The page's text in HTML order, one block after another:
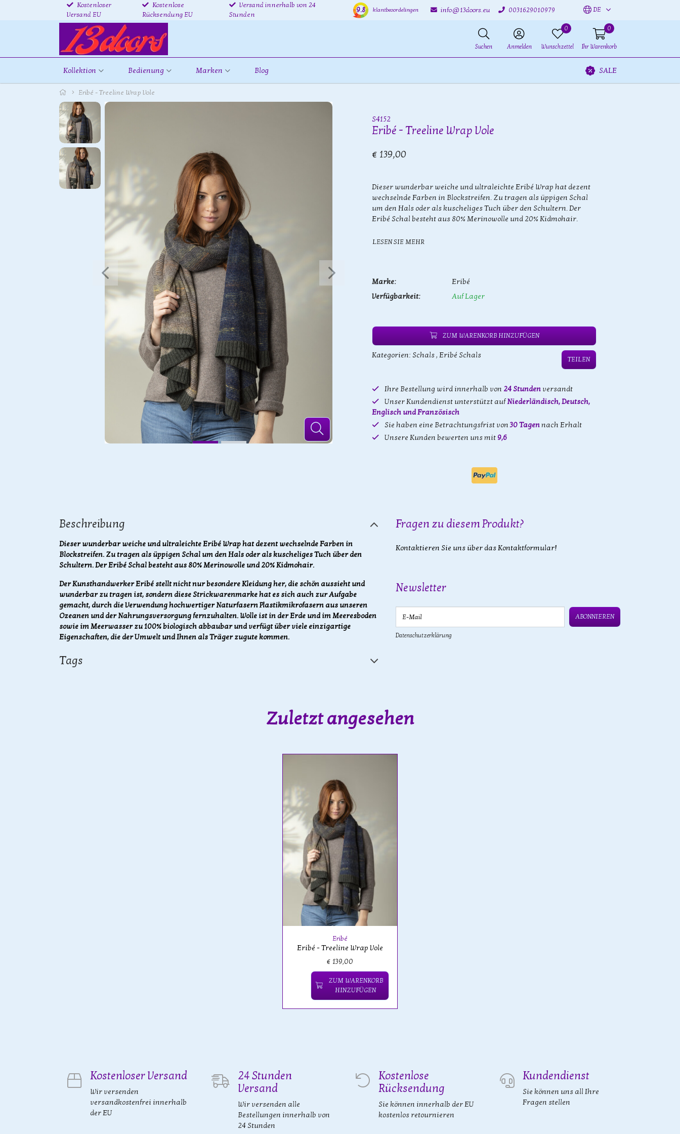
Kostenloser
Versand EU
Kostenlose
Rücksendung EU
Versand innerhalb von 24
Stunden
9.8 klantbeoordelingen info@13doors.eu 0031629010979 DE
Suchen Anmelden
0
Wunschzettel
0
Ihr Warenkorb
Kollektion Bedienung Marken Blog SALE
Eribé - Treeline Wrap Vole
S4152
Eribé - Treeline Wrap Vole
€ 139,00
Dieser wunderbar weiche und ultraleichte Eribé Wrap hat dezent
wechselnde Farben in Blockstreifen. Zu tragen als üppigen Schal
um den Hals oder als kuscheliges Tuch über den Schultern. Der
Eribé Schal besteht aus 80% Merinowolle und 20% Kidmohair.
LESEN SIE MEHR
Marke:
Eribé
Verfügbarkeit:
Auf Lager
ZUM WARENKORB HINZUFÜGEN
Kategorien: Schals, Eribé Schals TEILEN
Ihre Bestellung wird innerhalb von 24 Stunden versandt
Unser Kundendienst unterstützt aufNiederländisch, Deutsch,
Englisch und Französisch
Sie haben eine Betrachtungsfrist von30 Tagennach Erhalt
Unsere Kunden bewerten uns mit 9,6
Beschreibung
Dieser wunderbar weiche und ultraleichte Eribé Wrap hat dezent wechselnde Farben in
Blockstreifen. Zu tragen als üppigen Schal um den Hals oder als kuscheliges Tuch über den
Schultern. Der Eribé Schal besteht aus 80% Merinowolle und 20% Kidmohair.
Der Kunsthandwerker Eribé stellt nicht nur besondere Kleidung her, die schön aussieht und
wunderbar zu tragen ist, sondern diese Strickwarenmarke hat es sich auch zur Aufgabe
gemacht, durch die Verwendung hochwertiger Naturfasern Plastikmikrofasern aus unseren
Ozeanen und der Nahrungsversorgung fernzuhalten. Wolle ist in der Erde und im Meeresboden
sowie im Meerwasser zu 100% biologisch abbaubar und verfügt über viele einzigartige
Eigenschaften, die der Umwelt und Ihnen als Träger zugute kommen.
Tags
Fragen zu diesem Produkt?
Kontaktieren Sie uns über das Kontaktformular!
Newsletter
E-Mail
ABONNIEREN
Datenschutzerklärung
Zuletzt angesehen
Eribé
Eribé - Treeline Wrap Vole
€ 139,00
ZUM WARENKORB
HINZUFÜGEN
Kostenloser Versand
Wir versenden
versandkostenfrei innerhalb
der EU
24 Stunden
Versand
Wir versenden alle
Bestellungen innerhalb von
24 Stunden
Kostenlose
Rücksendung
Sie können innerhalb der EU
kostenlos retournieren
Kundendienst
Sie können uns all Ihre
Fragen stellen